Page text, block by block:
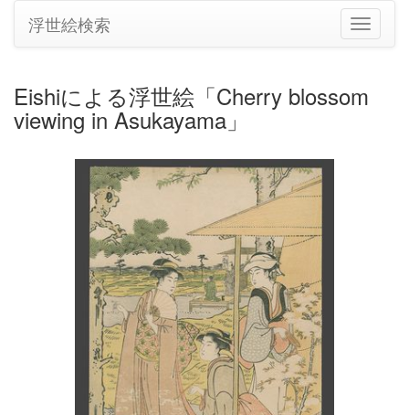
ナ
ビ
シ
浮世絵検索
Eishiによる浮世絵「Cherry blossom
viewing in Asukayama」